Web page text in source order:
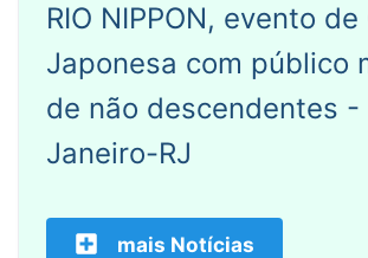
RIO NIPPON, evento
Japonesa com público
de não descendentes -
Janeiro-RJ
mais Notícias